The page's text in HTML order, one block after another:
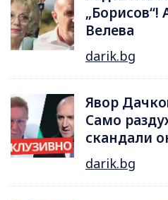
„Борисов“!
Велева
darik.bg
Явор
Само
скандали
darik.bg